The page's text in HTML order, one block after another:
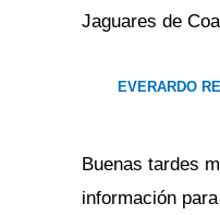
Jaguares de
EVERARDO
Buenas tardes
información